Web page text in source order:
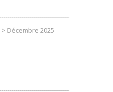
> Décembre 2025